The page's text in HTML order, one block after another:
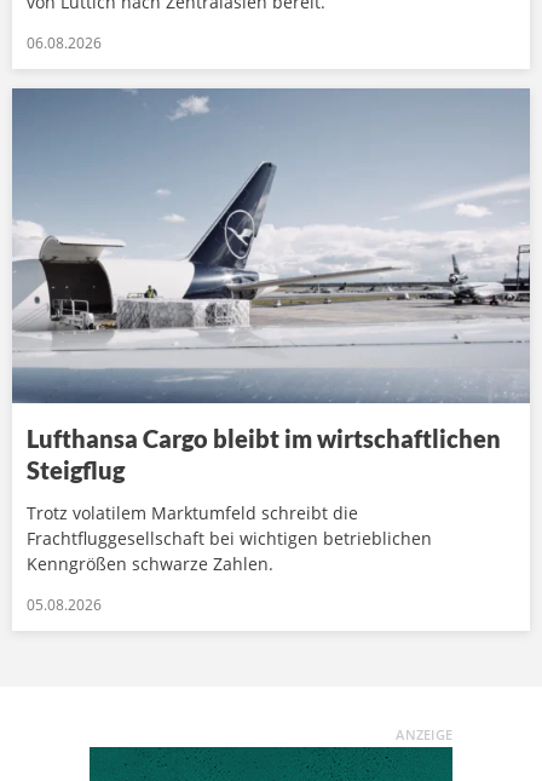
06.08.2026
Lufthansa Cargo bleibt im wirtschaftlichen
Steigflug
Trotz volatilem Marktumfeld schreibt die
Frachtfluggesellschaft bei wichtigen betrieblichen
Kenngrößen schwarze Zahlen.
05.08.2026
ANZEIGE